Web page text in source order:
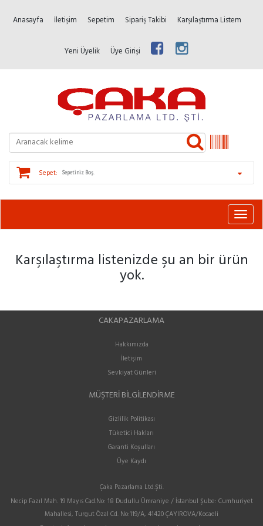
Anasayfa İletişim Sepetim Sipariş Takibi Karşılaştırma Listem
Yeni Üyelik Üye Girişi
Sepet: Sepetiniz Boş.
Karşılaştırma listenizde şu an bir ürün
yok.
CAKAPAZARLAMA
Hakkımızda
İletişim
Sevkiyat Günleri
MÜŞTERI BILGILENDIRME
Gizlilik Politikası
Tüketici Hakları
Garanti Koşulları
Üye Kaydı
Çaka Pazarlama Ltd.Şti.
Necip Fazıl Mah. 19 Mayıs Cad.No: 18 Dudullu Ümraniye / İstanbul Şube: Cumhuriyet
Mahallesi, Turgut Özal Cd. No:119/A, 41420 ÇAYIROVA/Kocaeli